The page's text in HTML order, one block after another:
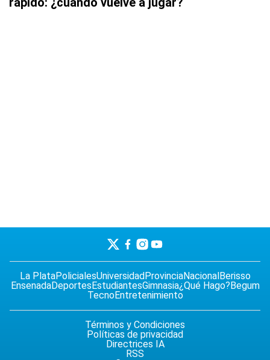
La PlataPolicialesUniversidadProvinciaNacionalBerisso
EnsenadaDeportesEstudiantesGimnasia¿Qué Hago?Begum
TecnoEntretenimiento
Términos y Condiciones
Políticas de privacidad
Directrices IA
RSS